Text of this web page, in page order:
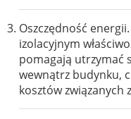
Oszczędność
izolacyjnym
pomagają utrzymać
wewnątrz budynku,
kosztów związanych